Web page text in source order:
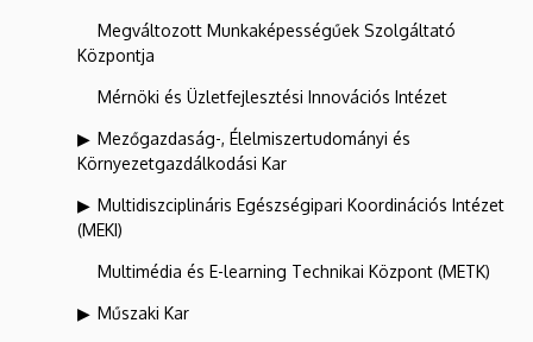
Megváltozott Munkaképességűek Szolgáltató
Központja
Mérnöki és Üzletfejlesztési Innovációs Intézet
Mezőgazdaság-, Élelmiszertudományi és
Környezetgazdálkodási Kar
Multidiszciplináris Egészségipari Koordinációs Intézet
(MEKI)
Multimédia és E-learning Technikai Központ (METK)
Műszaki Kar